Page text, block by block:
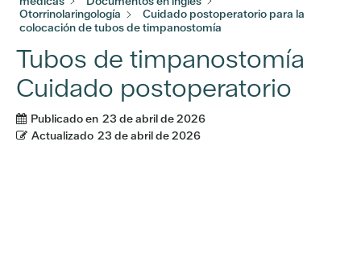
Otorrinolaringología
Cuidado postoperatorio para la
colocación de tubos de timpanostomía
Tubos de timpanostomía
Cuidado postoperatorio
Publicado en 23 de abril de 2026
Actualizado 23 de abril de 2026